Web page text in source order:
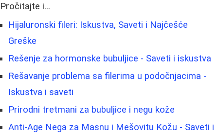
Pročitajte i...
Hijaluronski fileri: Iskustva, Saveti i Najčešće
Greške
Rešenje za hormonske bubuljice - Saveti i iskustva
Rešavanje problema sa filerima u podočnjacima -
Iskustva i saveti
Prirodni tretmani za bubuljice i negu kože
Anti-Age Nega za Masnu i Mešovitu Kožu - Saveti i